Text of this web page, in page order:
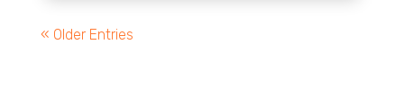
« Older Entries